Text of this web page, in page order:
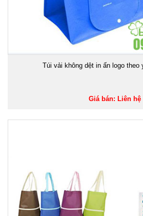
Túi vải không dệt in ấn logo theo
Giá bán: Liên hệ